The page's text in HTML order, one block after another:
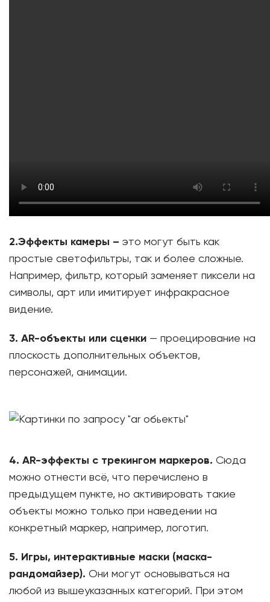
2.Эффекты камеры – это могут быть как
простые светофильтры, так и более сложные.
Например, фильтр, который заменяет пиксели на
символы, арт или имитирует инфракрасное
видение.
3. АR-объекты или сценки — проецирование на
плоскость дополнительных объектов,
персонажей, анимации.
4. АR-эффекты с трекингом маркеров. Сюда
можно отнести всё, что перечислено в
предыдущем пункте, но активировать такие
объекты можно только при наведении на
конкретный маркер, например, логотип.
5. Игры, интерактивные маски (маска-
рандомайзер). Они могут основываться на
любой из вышеуказанных категорий. При этом